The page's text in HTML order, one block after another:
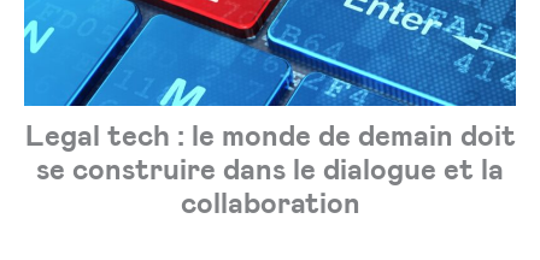
Legal tech : le monde de demain doit
se construire dans le dialogue et la
collaboration